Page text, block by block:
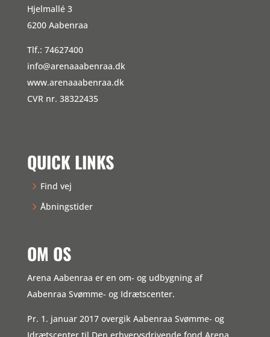
Hjelmallé 3
6200 Aabenraa
Tlf.: 74627400
info@arenaaabenraa.dk
www.arenaaabenraa.dk
CVR nr. 38322435
QUICK LINKS
Find vej
Åbningstider
OM OS
Arena Aabenraa er en om- og udbygning af
Aabenraa Svømme- og Idrætscenter.
Pr. 1. januar 2017 overgik Aabenraa Svømme- og